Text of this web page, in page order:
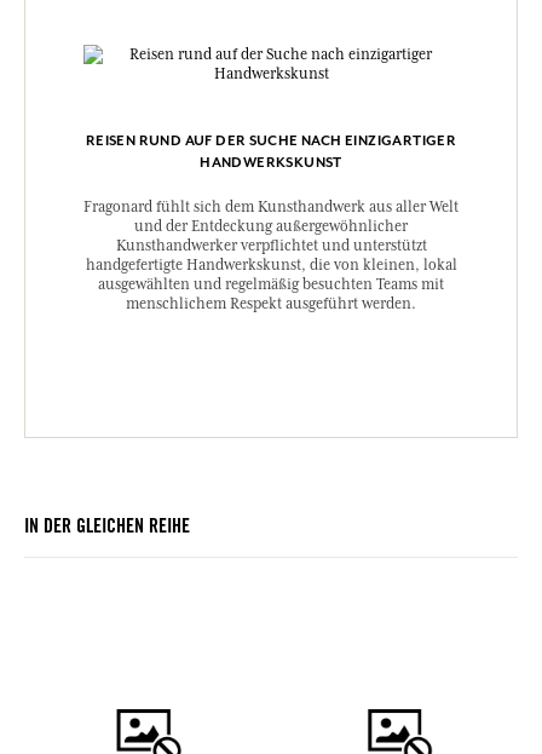
REISEN RUND AUF DER SUCHE NACH EINZIGARTIGER
HANDWERKSKUNST
Fragonard fühlt sich dem Kunsthandwerk aus aller Welt
und der Entdeckung außergewöhnlicher
Kunsthandwerker verpflichtet und unterstützt
handgefertigte Handwerkskunst, die von kleinen, lokal
ausgewählten und regelmäßig besuchten Teams mit
menschlichem Respekt ausgeführt werden.
IN DER GLEICHEN REIHE